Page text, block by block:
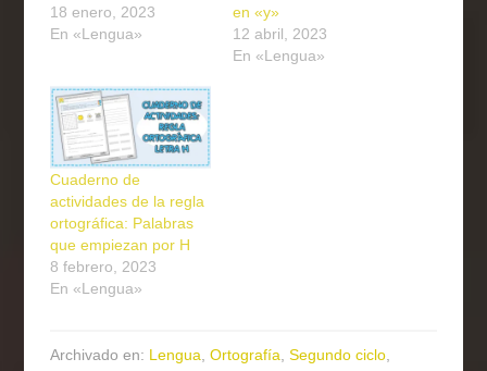
18 enero, 2023
En «Lengua»
en «y»
12 abril, 2023
En «Lengua»
Cuaderno de
actividades de la regla
ortográfica: Palabras
que empiezan por H
8 febrero, 2023
En «Lengua»
Archivado en: Lengua ,Ortografía ,Segundo ciclo